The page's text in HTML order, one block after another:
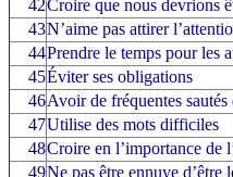
42Croire que nous devrions
43N’aime pas attirer
44Prendre le temps pour les
45Éviter ses obligations
46Avoir de fréquentes sautés
47Utilise des mots difficiles
48Croire en l’importance de
49Ne pas être ennuye d’être